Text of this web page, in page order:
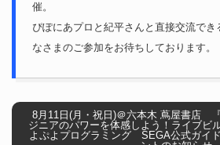
催。
ぴぽにあプロと紀平さんと直接交流で
なさまのご参加をお待ちしております。
8月11日(月・祝日)＠六本木 蔦屋書店
ジニアのパワーを体感しよう！ライブ
よぷよプログラミング SEGA公式ガイ